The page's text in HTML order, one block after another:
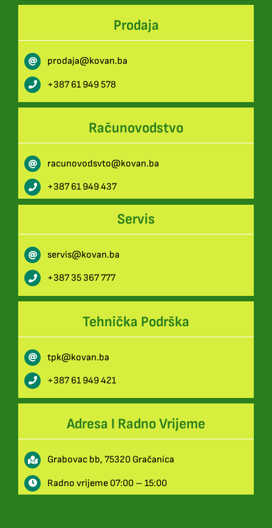
Prodaja
prodaja@kovan.ba
+387 61 949 578
Računovodstvo
racunovodsvto@kovan.ba
+387 61 949 437
Servis
servis@kovan.ba
+387 35 367 777
Tehnička Podrška
tpk@kovan.ba
+387 61 949 421
Adresa I Radno Vrijeme
Grabovac bb, 75320 Gračanica
Radno vrijeme 07:00 – 15:00